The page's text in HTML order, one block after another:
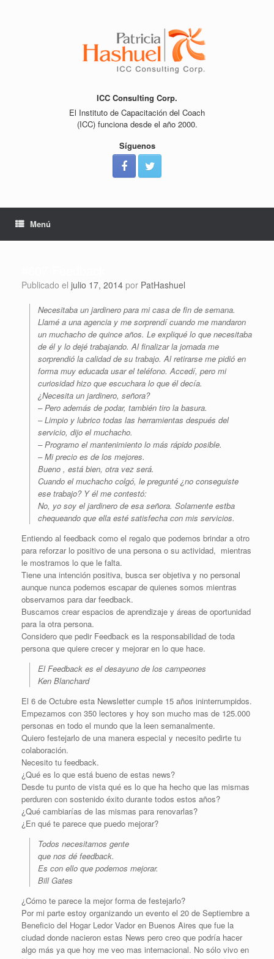
ICC Consulting Corp.
El Instituto de Capacitación del Coach
(ICC) funciona desde el año 2000.
Síguenos
Menú
Publicado el julio 17, 2014 por PatHashuel
Necesitaba un jardinero para mi casa de fin de semana.
Llamé a una agencia y me sorprendí cuando me mandaron
un muchacho de quince años. Le expliqué lo que necesitaba
de él y lo dejé trabajando. Al finalizar la jornada me
sorprendió la calidad de su trabajo. Al retirarse me pidió en
forma muy educada usar el teléfono. Accedí, pero mi
curiosidad hizo que escuchara lo que él decía.
¿Necesita un jardinero, señora?
– Pero además de podar, también tiro la basura.
– Limpio y lubrico todas las herramientas después del
servicio, dijo el muchacho.
– Programo el mantenimiento lo más rápido posible.
– Mi precio es de los mejores.
Bueno , está bien, otra vez será.
Cuando el muchacho colgó, le pregunté ¿no conseguiste
ese trabajo? Y él me contestó:
No, yo soy el jardinero de esa señora. Solamente estba
chequeando que ella esté satisfecha con mis servicios.
Entiendo al feedback como el regalo que podemos brindar a otro
para reforzar lo positivo de una persona o su actividad, mientras
le mostramos lo que le falta.
Tiene una intención positiva, busca ser objetiva y no personal
aunque nunca podemos escapar de quienes somos mientras
observamos para dar feedback.
Buscamos crear espacios de aprendizaje y áreas de oportunidad
para la otra persona.
Considero que pedir Feedback es la responsabilidad de toda
persona que quiere crecer y mejorar en lo que hace.
El Feedback es el desayuno de los campeones
Ken Blanchard
El 6 de Octubre esta Newsletter cumple 15 años ininterrumpidos.
Empezamos con 350 lectores y hoy son mucho mas de 125.000
personas en todo el mundo que la leen semanalmente.
Quiero festejarlo de una manera especial y necesito pedirte tu
colaboración.
Necesito tu feedback.
¿Qué es lo que está bueno de estas news?
Desde tu punto de vista qué es lo que ha hecho que las mismas
perduren con sostenido éxito durante todos estos años?
¿Qué cambiarías de las mismas para renovarlas?
¿En qué te parece que puedo mejorar?
Todos necesitamos gente
que nos dé feedback.
Es con ello que podemos mejorar.
Bill Gates
¿Cómo te parece la mejor forma de festejarlo?
Por mi parte estoy organizando un evento el 20 de Septiembre a
Beneficio del Hogar Ledor Vador en Buenos Aires que fue la
ciudad donde nacieron estas News pero creo que podría hacer
algo más ya que hoy me veo mas internacional. No sólo vivo en